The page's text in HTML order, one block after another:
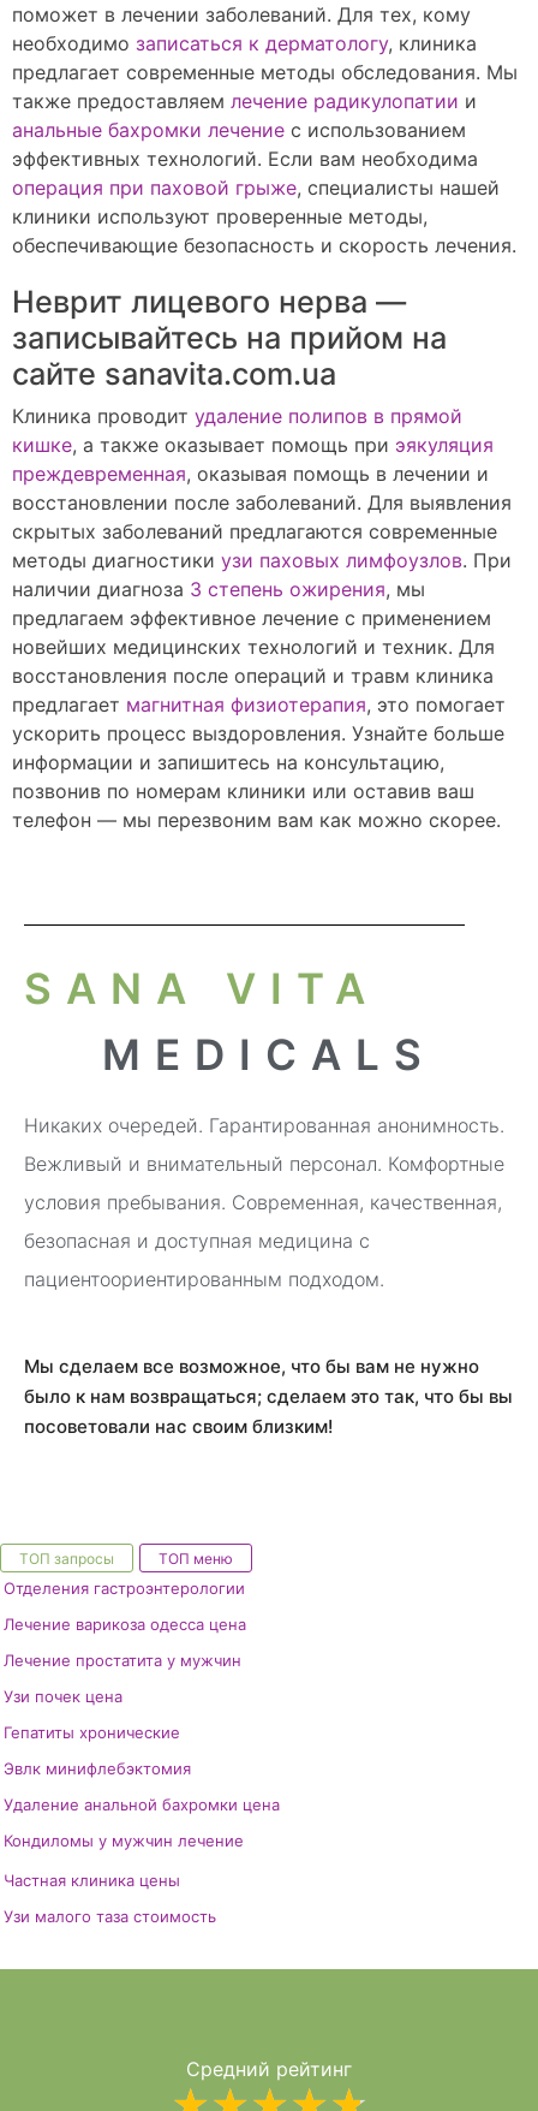
поможет в лечении заболеваний. Для тех, кому
необходимо записаться к дерматологу, клиника
предлагает современные методы обследования. Мы
также предоставляем лечение радикулопатии и
анальные бахромки лечение с использованием
эффективных технологий. Если вам необходима
операция при паховой грыже, специалисты нашей
клиники используют проверенные методы,
обеспечивающие безопасность и скорость лечения.
Неврит лицевого нерва —
записывайтесь на прийом на
сайте sanavita.com.ua
Клиника проводит удаление полипов в прямой
кишке, а также оказывает помощь при эякуляция
преждевременная, оказывая помощь в лечении и
восстановлении после заболеваний. Для выявления
скрытых заболеваний предлагаются современные
методы диагностики узи паховых лимфоузлов. При
наличии диагноза 3 степень ожирения, мы
предлагаем эффективное лечение с применением
новейших медицинских технологий и техник. Для
восстановления после операций и травм клиника
предлагает магнитная физиотерапия, это помогает
ускорить процесс выздоровления. Узнайте больше
информации и запишитесь на консультацию,
позвонив по номерам клиники или оставив ваш
телефон — мы перезвоним вам как можно скорее.
SANA VITA
MEDICALS
Никаких очередей. Гарантированная анонимность.
Вежливый и внимательный персонал. Комфортные
условия пребывания. Современная, качественная,
безопасная и доступная медицина с
пациентоориентированным подходом.
Мы сделаем все возможное, что бы вам не нужно
было к нам возвращаться; сделаем это так, что бы вы
посоветовали нас своим близким!
ТОП запросы ТОП меню
Отделения гастроэнтерологии
Лечение варикоза одесса цена
Лечение простатита у мужчин
Узи почек цена
Гепатиты хронические
Эвлк минифлебэктомия
Удаление анальной бахромки цена
Кондиломы у мужчин лечение
Частная клиника цены
Узи малого таза стоимость
Частный врач дерматолог
Ректальное кровотечение
Средний рейтинг